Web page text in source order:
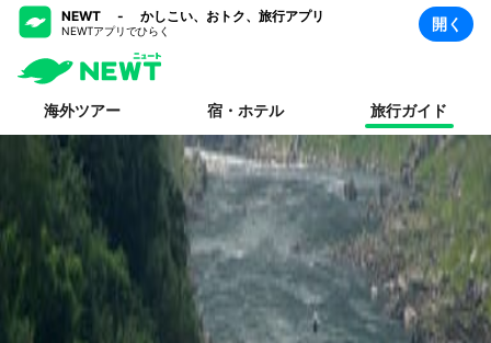
NEWT - かしこい、おトク、旅行アプリ
NEWTアプリでひらく 開く
海外ツアー 宿・ホテル 旅行ガイド